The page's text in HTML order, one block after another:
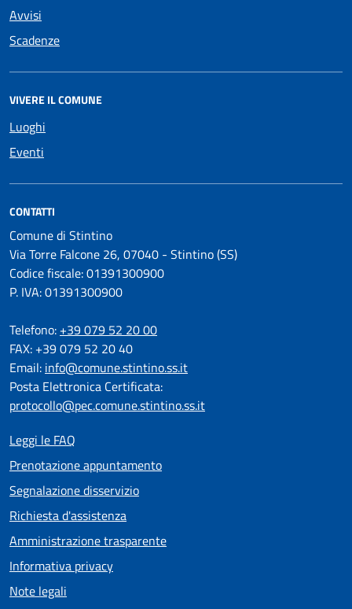
Avvisi
Scadenze
VIVERE IL COMUNE
Luoghi
Eventi
CONTATTI
Comune di Stintino
Via Torre Falcone 26, 07040 - Stintino (SS)
Codice fiscale: 01391300900
P. IVA: 01391300900
Telefono: +39 079 52 20 00
FAX: +39 079 52 20 40
Email: info@comune.stintino.ss.it
Posta Elettronica Certificata:
protocollo@pec.comune.stintino.ss.it
Leggi le FAQ
Prenotazione appuntamento
Segnalazione disservizio
Richiesta d'assistenza
Amministrazione trasparente
Informativa privacy
Note legali